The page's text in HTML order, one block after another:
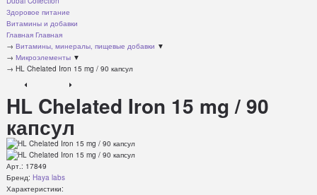
Здоровое питание
Витамины и добавки
Главная Главная
→ Витамины, минералы, пищевые добавки ▼
→ Микроэлементы ▼
→ HL Chelated Iron 15 mg / 90 капсул
HL Chelated Iron 15 mg / 90
капсул
Арт.: 17849
Бренд: Haya labs
Характеристики: